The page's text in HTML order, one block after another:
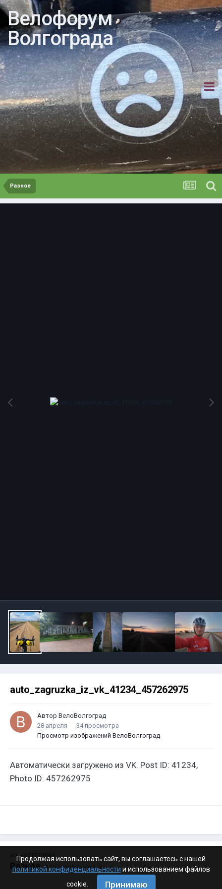
Велофорум
Волгограда
Разное
auto_zagruzka_iz_vk_41234_457262975
Автор ВелоВолгоград
28 апреля
34 просмотра
Просмотр изображений ВелоВолгоград
Автоматически загружено из VK. Post ID: 41234,
Photo ID: 457262975
ИЗ КАТЕГОРИИ:
Разное · 4 199 изображений
Продолжая использовать сайт, вы соглашаетесь с нашей
политикой конфиденциальности и использованием файлов
cookie.
Принимаю